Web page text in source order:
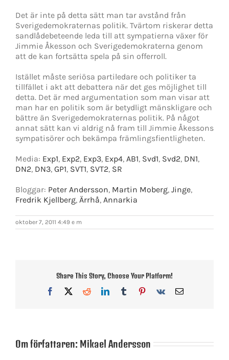
Det är inte på detta sätt man tar avstånd från
Sverigedemokraternas politik. Tvärtom riskerar detta
sandlådebeteende leda till att sympatierna växer för
Jimmie Åkesson och Sverigedemokraterna genom
att de kan fortsätta spela på sin offerroll.
Istället måste seriösa partiledare och politiker ta
tillfället i akt att debattera när det ges möjlighet till
detta. Det är med argumentation som man visar att
man har en politik som är betydligt mänskligare och
bättre än Sverigedemokraternas politik. På något
annat sätt kan vi aldrig nå fram till Jimmie Åkessons
sympatisörer och bekämpa främlingsfientligheten.
Media: Exp1, Exp2, Exp3, Exp4, AB1, Svd1, Svd2, DN1,
DN2, DN3, GP1, SVT1, SVT2, SR
Bloggar: Peter Andersson, Martin Moberg, Jinge,
Fredrik Kjellberg, Ärrhå, Annarkia
oktober 7, 2011 4:49 e m
Share This Story, Choose Your Platform!
Facebook
X RedditLinkedInTumblrPinterest
Vk
E-
Om författaren: Mikael Andersson